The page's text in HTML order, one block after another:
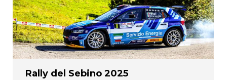
Rally del Sebino 2025